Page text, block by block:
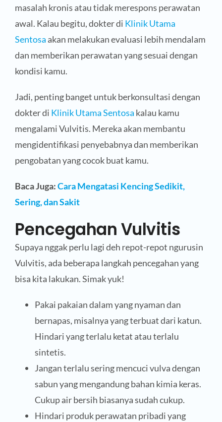
masalah kronis atau tidak merespons perawatan
awal. Kalau begitu, dokter di Klinik Utama
Sentosa akan melakukan evaluasi lebih mendalam
dan memberikan perawatan yang sesuai dengan
kondisi kamu.
Jadi, penting banget untuk berkonsultasi dengan
dokter di Klinik Utama Sentosa kalau kamu
mengalami Vulvitis. Mereka akan membantu
mengidentifikasi penyebabnya dan memberikan
pengobatan yang cocok buat kamu.
Baca Juga:Cara Mengatasi Kencing Sedikit,
Sering, dan Sakit
Pencegahan Vulvitis
Supaya nggak perlu lagi deh repot-repot ngurusin
Vulvitis, ada beberapa langkah pencegahan yang
bisa kita lakukan. Simak yuk!
Pakai pakaian dalam yang nyaman dan
bernapas, misalnya yang terbuat dari katun.
Hindari yang terlalu ketat atau terlalu
sintetis.
Jangan terlalu sering mencuci vulva dengan
sabun yang mengandung bahan kimia keras.
Cukup air bersih biasanya sudah cukup.
Hindari produk perawatan pribadi yang